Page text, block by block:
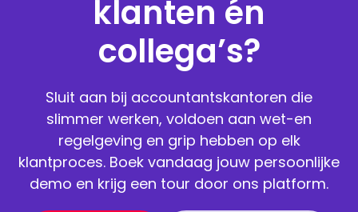
klanten én
collega’s?
Sluit aan bij accountantskantoren die
slimmer werken, voldoen aan wet-en
regelgeving en grip hebben op elk
klantproces. Boek vandaag jouw persoonlijke
demo en krijg een tour door ons platform.